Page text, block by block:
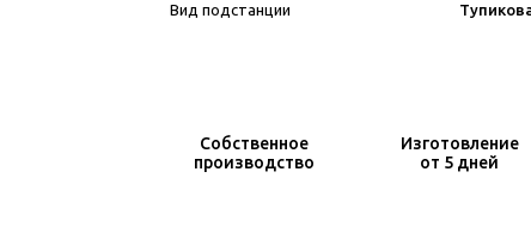
Вид подстанции
Собственное
производство
Изготовление
от 5 дней